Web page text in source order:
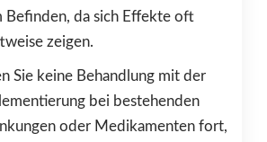
Befinden, da sich Effekte oft
zeigen.
Sie keine Behandlung mit der
bei bestehenden
oder Medikamenten fort,